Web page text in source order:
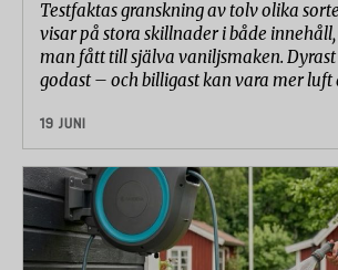
branschorgan för producenter av
rengöringsprodukter med totalt
medlemmar.
Disk/rengöringseffekten har testats
8 olika typer av matrester/fläckar
komposition kan delas in i tre
proteinbaserade och
Blekbara fläckar
Testfaktas granskning av tolv olika
visar på stora skillnader i både
man fått till själva vaniljsmaken.
godast – och billigast kan vara mer luft
19 JUNI